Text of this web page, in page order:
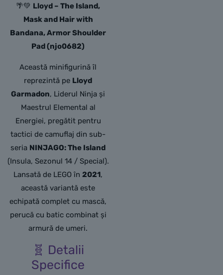
🌴💚 Lloyd – The Island,
Mask and Hair with
Bandana, Armor Shoulder
Pad (njo0682)
Această minifigurină îl
reprezintă pe Lloyd
Garmadon, Liderul Ninja și
Maestrul Elemental al
Energiei, pregătit pentru
tactici de camuflaj din sub-
seria NINJAGO: The Island
(Insula, Sezonul 14 / Special).
Lansată de LEGO în2021,
această variantă este
echipată complet cu mască,
perucă cu batic combinat și
armură de umeri.
🧬 Detalii
Specifice